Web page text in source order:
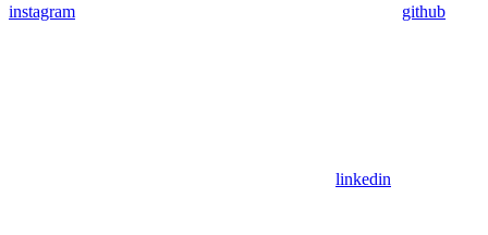
instagram github
linkedin